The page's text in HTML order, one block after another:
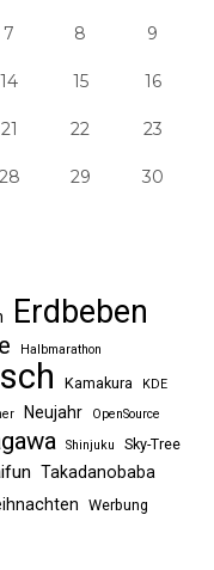
7 8 9
14 15 16
21 22 23
28 29 30
Erdbeben
Halbmarathon
Kamakura KDE
Neujahr
OpenSource
Shinjuku Sky-Tree
Takadanobaba
Werbung